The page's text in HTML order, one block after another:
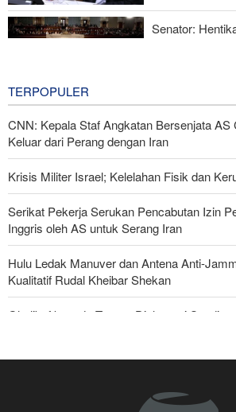
Melawan Zionis Urgen
Senator:
TERPOPULER
CNN: Kepala Staf Angkatan Bersenjata AS
Keluar dari Perang dengan Iran
Krisis Militer Israel; Kelelahan Fisik dan
Serikat Pekerja Serukan Pencabutan Izin
Inggris oleh AS untuk Serang Iran
Hulu Ledak Manuver dan Antena Anti-
Kualitatif Rudal Kheibar Shekan
Ghalibaf kepada Trump: Diplomasi
dengan Rudal Balistik dan Drone